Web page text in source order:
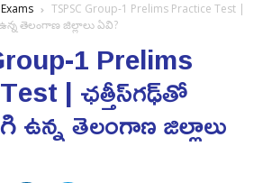
TSPSC Group-1 Prelims Practice Test |
తెలంగాణ జిల్లాలు ఏవి?
1 Prelims
| ఛత్తీస్‌గఢ్‌తో
ఉన్న తెలంగాణ జిల్లాలు